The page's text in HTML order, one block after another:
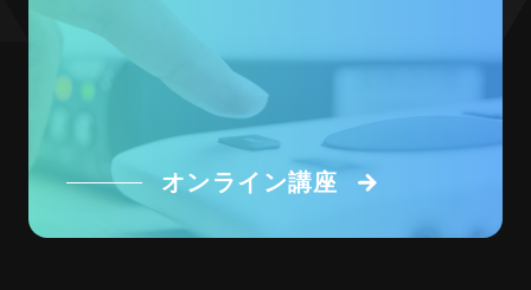
オンライン講座